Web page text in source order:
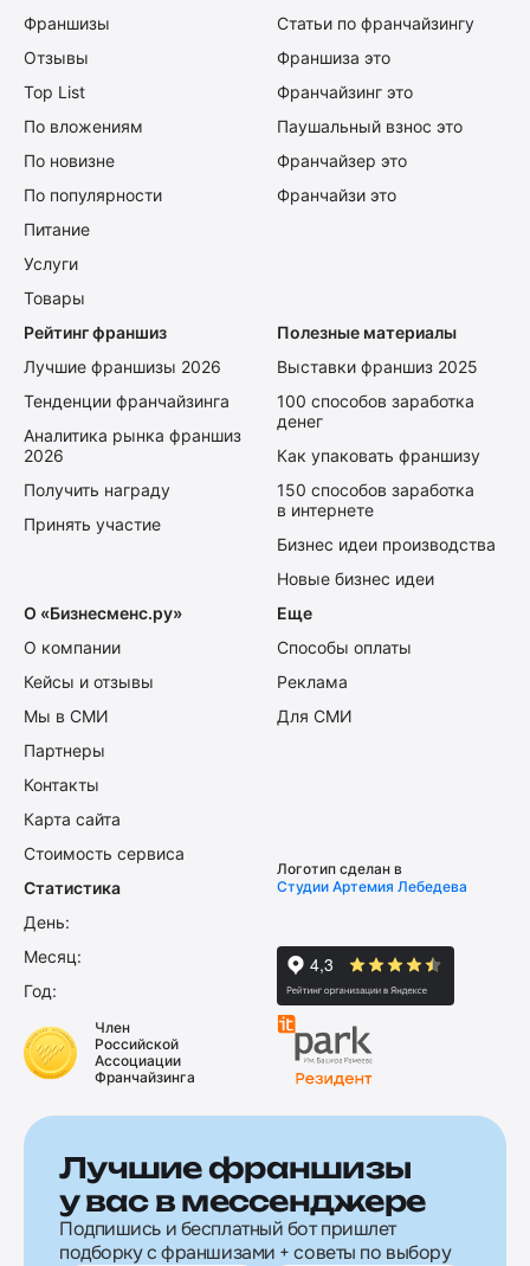
Франшизы
Отзывы
Top List
По вложениям
По новизне
По популярности
Питание
Услуги
Товары
Статьи по франчайзингу
Франшиза это
Франчайзинг это
Паушальный взнос это
Франчайзер это
Франчайзи это
Рейтинг франшиз
Лучшие франшизы 2026
Тенденции франчайзинга
Аналитика рынка франшиз
2026
Получить награду
Принять участие
Полезные материалы
Выставки франшиз 2025
100 способов заработка
денег
Как упаковать франшизу
150 способов заработка
в интернете
Бизнес идеи производства
Новые бизнес идеи
О «Бизнесменс.ру»
О компании
Кейсы и отзывы
Мы в СМИ
Партнеры
Контакты
Карта сайта
Стоимость сервиса
Еще
Способы оплаты
Реклама
Для СМИ
Статистика
День:
Месяц:
Год:
Логотип сделан в
Студии Артемия Лебедева
Член
Российской
Ассоциации
Франчайзинга
Лучшие франшизы
у вас в мессенджере
Подпишись и бесплатный бот пришлет
подборку с франшизами + советы по выбору